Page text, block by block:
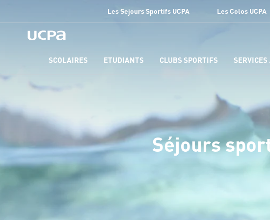
Les Sejours Sportifs UCPA Les Colos UCPA
SCOLAIRES ETUDIANTS CLUBS SPORTIFS
Séjours